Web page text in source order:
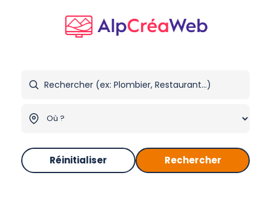
Réinitialiser Rechercher